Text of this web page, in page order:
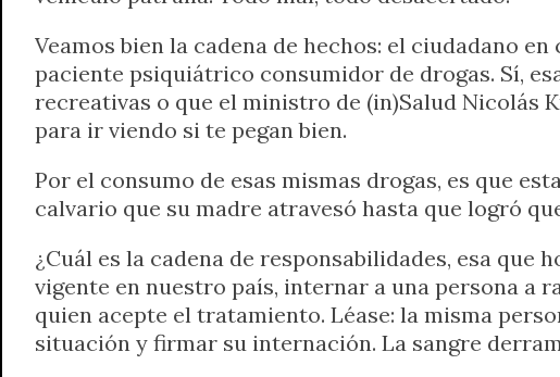
Veamos bien la cadena de hechos: el ciudadano
paciente psiquiátrico consumidor de drogas. Sí,
recreativas o que el ministro de (in)Salud Nicolás
para ir viendo si te pegan bien.
Por el consumo de esas mismas drogas, es que
calvario que su madre atravesó hasta que logró
¿Cuál es la cadena de responsabilidades, esa
vigente en nuestro país, internar a una persona a
quien acepte el tratamiento. Léase: la misma
situación y firmar su internación. La sangre